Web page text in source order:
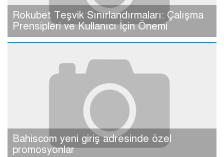
Rokubet Teşvik Sınırlandırmaları: Çalışma
Prensipleri ve Kullanıcı İçin Önemi
Bahiscom yeni giriş adresinde özel
promosyonlar